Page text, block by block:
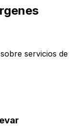
servicios de